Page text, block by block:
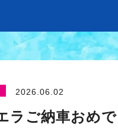
2026.06.02
ラご納車おめ